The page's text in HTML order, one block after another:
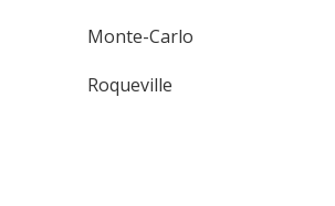
Monte-Carlo
Roqueville